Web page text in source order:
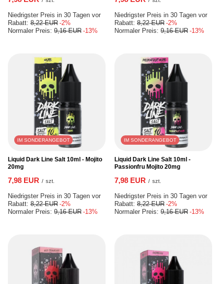
Niedrigster Preis in 30 Tagen vor
Rabatt: 8,22 EUR -2%
Normaler Preis: 9,16 EUR -13%
Niedrigster Preis in 30 Tagen vor
Rabatt: 8,22 EUR -2%
Normaler Preis: 9,16 EUR -13%
IM SONDERANGEBOT
Liquid Dark Line Salt 10ml - Mojito
20mg
7,98 EUR / szt.
Niedrigster Preis in 30 Tagen vor
Rabatt: 8,22 EUR -2%
Normaler Preis: 9,16 EUR -13%
IM SONDERANGEBOT
Liquid Dark Line Salt 10ml -
Passionfru Mojito 20mg
7,98 EUR / szt.
Niedrigster Preis in 30 Tagen vor
Rabatt: 8,22 EUR -2%
Normaler Preis: 9,16 EUR -13%